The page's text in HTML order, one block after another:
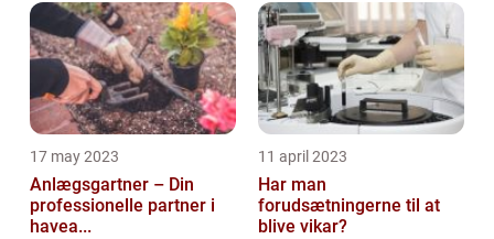
17 may 2023
Anlægsgartner – Din
professionelle partner i
havea...
11 april 2023
Har man
forudsætningerne til at
blive vikar?